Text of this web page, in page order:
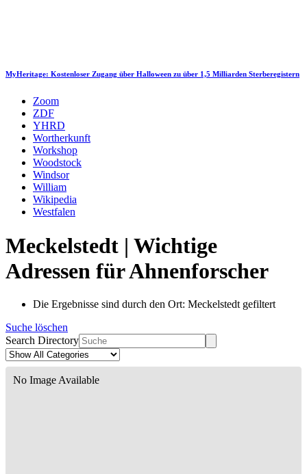
MyHeritage: Kostenloser Zugang über Halloween zu über 1,5 Milliarden Sterberegistern
Zoom
ZDF
YHRD
Wortherkunft
Workshop
Woodstock
Windsor
William
Wikipedia
Westfalen
Meckelstedt | Wichtige
Adressen für Ahnenforscher
Die Ergebnisse sind durch den Ort: Meckelstedt gefiltert
Suche löschen
Search Directory
No Image Available